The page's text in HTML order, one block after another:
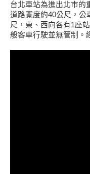
台北車站為進出北市的
道路­寬度約40公尺，公
尺­，東、西向各有1座
般­客車行駛並無管制。